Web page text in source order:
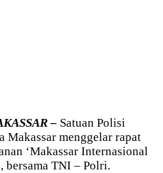
– Satuan Polisi
Makassar menggelar rapat
‘Makassar Internasional
bersama TNI – Polri.